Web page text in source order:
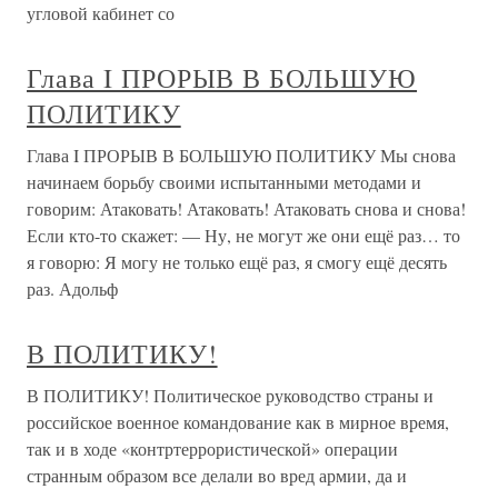
угловой кабинет со
Глава I ПРОРЫВ В БОЛЬШУЮ
ПОЛИТИКУ
Глава I ПРОРЫВ В БОЛЬШУЮ ПОЛИТИКУ Мы снова
начинаем борьбу своими испытанными методами и
говорим: Атаковать! Атаковать! Атаковать снова и снова!
Если кто-то скажет: — Ну, не могут же они ещё раз… то
я говорю: Я могу не только ещё раз, я смогу ещё десять
раз. Адольф
В ПОЛИТИКУ!
В ПОЛИТИКУ! Политическое руководство страны и
российское военное командование как в мирное время,
так и в ходе «контртеррористической» операции
странным образом все делали во вред армии, да и